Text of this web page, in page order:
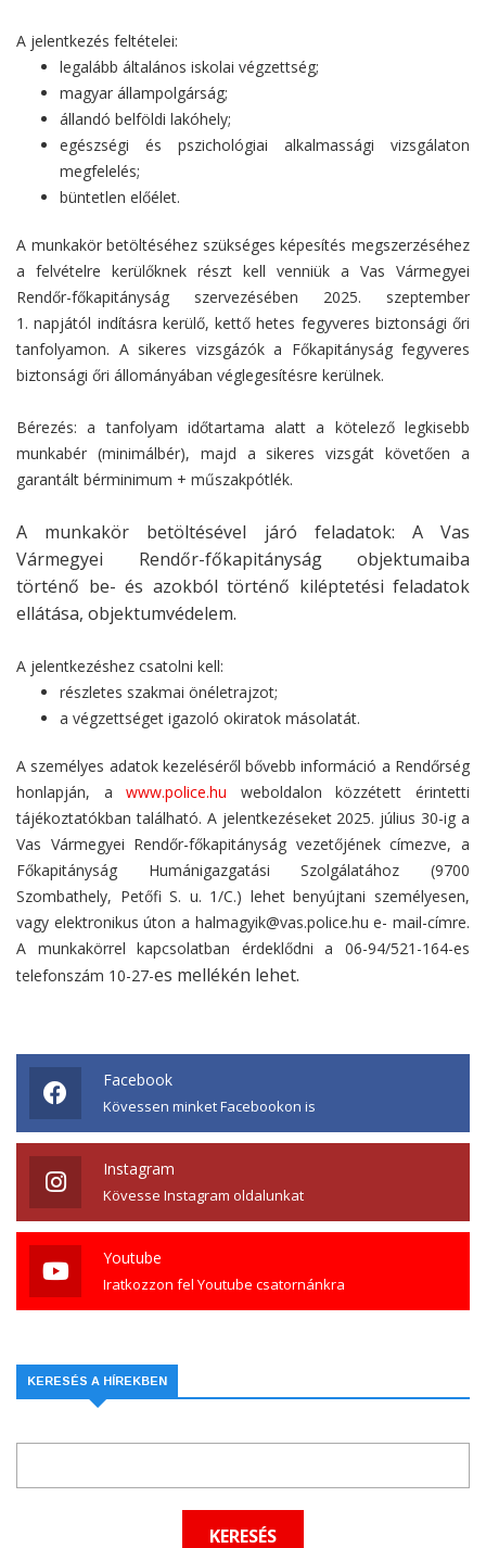
A jelentkezés feltételei:
legalább általános iskolai végzettség;
magyar állampolgárság;
állandó belföldi lakóhely;
egészségi és pszichológiai alkalmassági vizsgálaton
megfelelés;
büntetlen előélet.
A munkakör betöltéséhez szükséges képesítés megszerzéséhez
a felvételre kerülőknek részt kell venniük a Vas Vármegyei
Rendőr-főkapitányság szervezésében 2025. szeptember
1. napjától indításra kerülő, kettő hetes fegyveres biztonsági őri
tanfolyamon. A sikeres vizsgázók a Főkapitányság fegyveres
biztonsági őri állományában véglegesítésre kerülnek.
Bérezés: a tanfolyam időtartama alatt a kötelező legkisebb
munkabér (minimálbér), majd a sikeres vizsgát követően a
garantált bérminimum + műszakpótlék.
A munkakör betöltésével járó feladatok: A Vas
Vármegyei Rendőr-főkapitányság objektumaiba
történő be- és azokból történő kiléptetési feladatok
ellátása, objektumvédelem.
A jelentkezéshez csatolni kell:
részletes szakmai önéletrajzot;
a végzettséget igazoló okiratok másolatát.
A személyes adatok kezeléséről bővebb információ a Rendőrség
honlapján, awww.police.hu weboldalon közzétett érintetti
tájékoztatókban található. A jelentkezéseket 2025. július 30-ig a
Vas Vármegyei Rendőr-főkapitányság vezetőjének címezve, a
Főkapitányság Humánigazgatási Szolgálatához (9700
Szombathely, Petőfi S. u. 1/C.) lehet benyújtani személyesen,
vagy elektronikus úton a halmagyik@vas.police.hu e- mail-címre.
A munkakörrel kapcsolatban érdeklődni a 06-94/521-164-es
telefonszám 10-27-es mellékén lehet.
Facebook
Kövessen minket Facebookon is
Instagram
Kövesse Instagram oldalunkat
Youtube
Iratkozzon fel Youtube csatornánkra
KERESÉS A HÍREKBEN